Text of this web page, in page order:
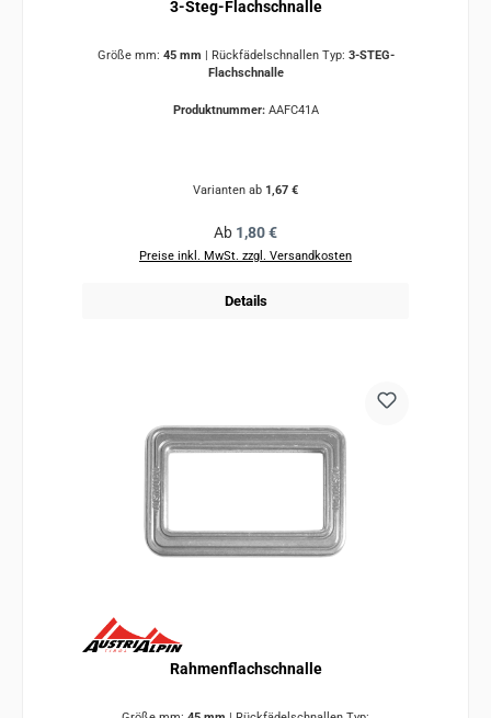
3-Steg-Flachschnalle
Größe mm: 45 mm Rückfädelschnallen Typ: 3-STEG-
Flachschnalle
Produktnummer: AAFC41A
Varianten ab 1,67 €
Regulärer Preis:
Ab 1,80 €
Preise inkl. MwSt. zzgl. Versandkosten
Details
Rahmenflachschnalle